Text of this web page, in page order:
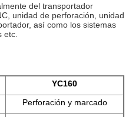
del transportador
unidad de perforación, unidad
así como los sistemas
etc.
YC160
Perforación y marcado